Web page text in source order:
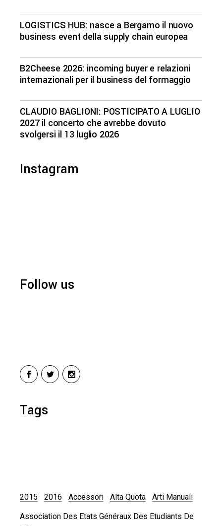
LOGISTICS HUB: nasce a Bergamo il nuovo
business event della supply chain europea
B2Cheese 2026: incoming buyer e relazioni
internazionali per il business del formaggio
CLAUDIO BAGLIONI: POSTICIPATO A LUGLIO
2027 il concerto che avrebbe dovuto
svolgersi il 13 luglio 2026
Instagram
Follow us
Tags
2015 2016 Accessori Alta Quota Arti Manuali
Association Des Etats Généraux Des Etudiants De